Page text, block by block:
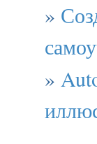
»
»